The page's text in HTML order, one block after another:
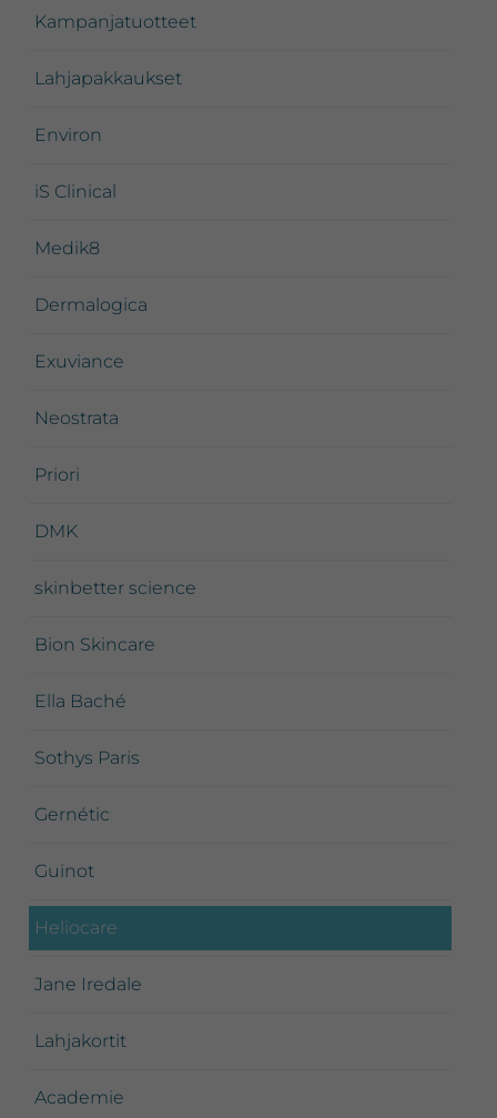
Kampanjatuotteet
Lahjapakkaukset
Environ
iS Clinical
Medik8
Dermalogica
Exuviance
Neostrata
Priori
DMK
skinbetter science
Bion Skincare
Ella Baché
Sothys Paris
Gernétic
Guinot
Heliocare
Jane Iredale
Lahjakortit
Academie